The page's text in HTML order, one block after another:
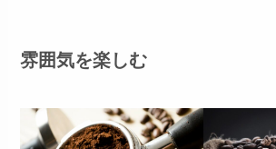
雰囲気を楽しむ